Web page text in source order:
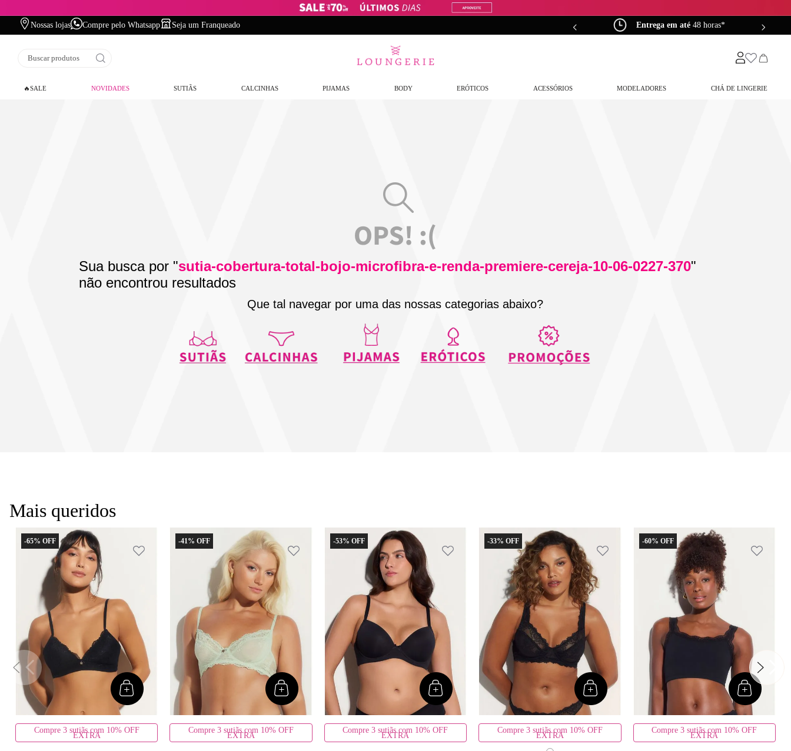
Nossas lojas Compre pelo Whatsapp Seja um Franqueado Entrega em até 48 horas*
Buscar produtos
🔥SALE NOVIDADES SUTIÃS CALCINHAS PIJAMAS BODY ERÓTICOS ACESSÓRIOS MODELADORES CHÁ DE LINGERIE
Sua busca por "sutia-cobertura-total-bojo-microfibra-e-renda-premiere-cereja-10-06-0227-370"
não encontrou resultados
Que tal navegar por uma das nossas categorias abaixo?
Mais queridos
-65%
Compre 3 sutiãs com 10% OFF
EXTRA
-41%
Compre 3 sutiãs com 10% OFF
EXTRA
-53%
Compre 3 sutiãs com 10% OFF
EXTRA
-33%
Compre 3 sutiãs com 10% OFF
EXTRA
-60%
Compre 3 sutiãs com 10% OFF
EXTRA